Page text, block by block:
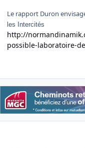
Le rapport Duron
les Intercités
http://
possible-laboratoire-